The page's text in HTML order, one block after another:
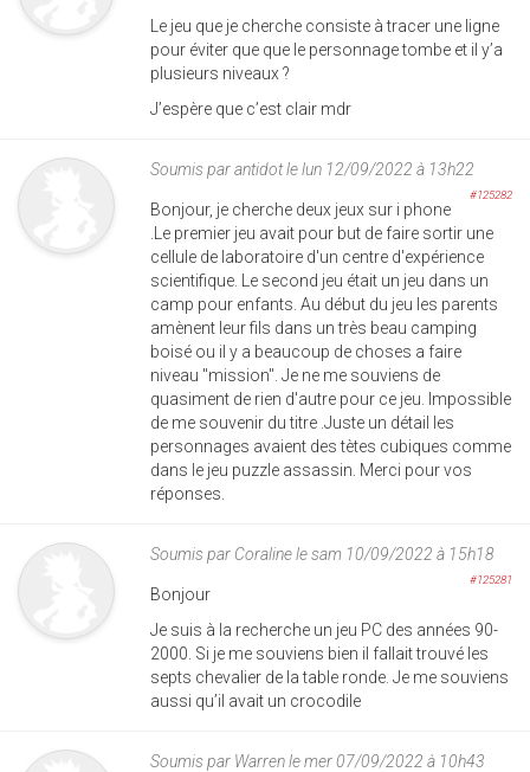
Le jeu que je cherche consiste à tracer une ligne
pour éviter que que le personnage tombe et il y’a
plusieurs niveaux ?
J’espère que c’est clair mdr
Soumis parantidotle lun 12/09/2022 à 13h22
#125282
Bonjour, je cherche deux jeux sur i phone
.Le premier jeu avait pour but de faire sortir une
cellule de laboratoire d'un centre d'expérience
scientifique. Le second jeu était un jeu dans un
camp pour enfants. Au début du jeu les parents
amènent leur fils dans un très beau camping
boisé ou il y a beaucoup de choses a faire
niveau "mission". Je ne me souviens de
quasiment de rien d'autre pour ce jeu. Impossible
de me souvenir du titre .Juste un détail les
personnages avaient des tètes cubiques comme
dans le jeu puzzle assassin. Merci pour vos
réponses.
Soumis par Coralinele sam 10/09/2022 à 15h18
#125281
Bonjour
Je suis à la recherche un jeu PC des années 90-
2000. Si je me souviens bien il fallait trouvé les
septs chevalier de la table ronde. Je me souviens
aussi qu’il avait un crocodile
Soumis par Warrenle mer 07/09/2022 à 10h43